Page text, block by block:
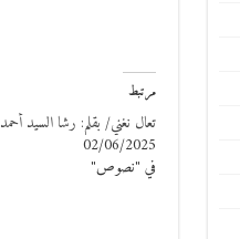
مرتبط
تعال نغني/ بقلم: رشا السيد أحمد
02/06/2025
في "نصوص"